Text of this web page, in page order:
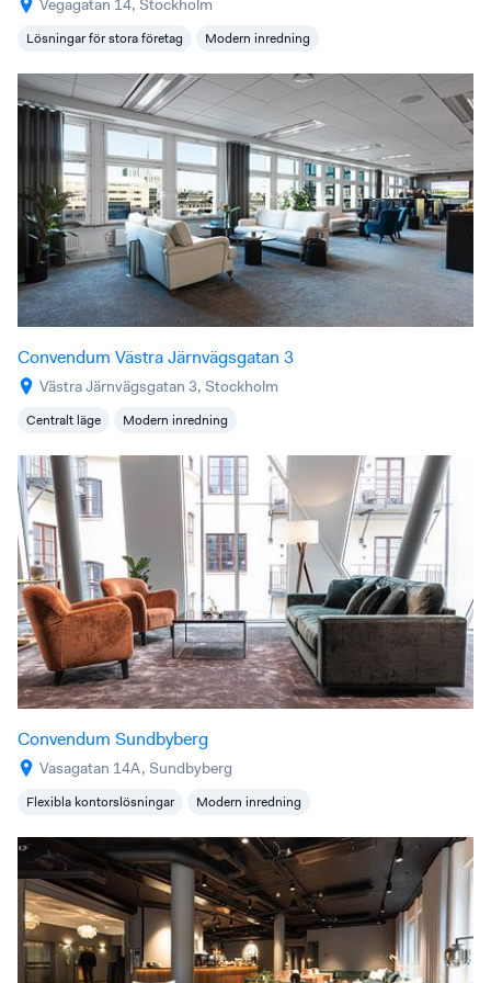
Lösningar för stora företag Modern inredning
Convendum Västra Järnvägsgatan 3
Västra Järnvägsgatan 3, Stockholm
Centralt läge Modern inredning
Convendum Sundbyberg
Vasagatan 14A, Sundbyberg
Flexibla kontorslösningar Modern inredning